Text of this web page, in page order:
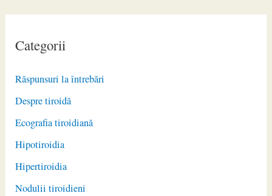
Categorii
Răspunsuri la întrebări
Despre tiroidă
Ecografia tiroidiană
Hipotiroidia
Hipertiroidia
Nodulii tiroidieni